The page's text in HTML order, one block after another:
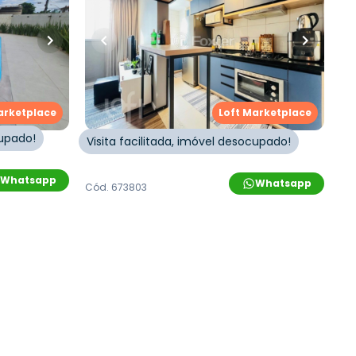
•1vaga
Monte
São Jorge
Whatsapp
Loft Marketplace
m² • 2 quartos •1banheiro•1vaga
Apartamento • Spazio Porto Das
Palmeiras
Rua Sobradinho,São Jorge,Novo
Hamburgo
Visita facilitada, imóvel desocupado!
Whatsapp
Cód. 673803